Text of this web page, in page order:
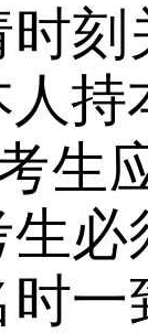
时刻
人持
生
生必
时一